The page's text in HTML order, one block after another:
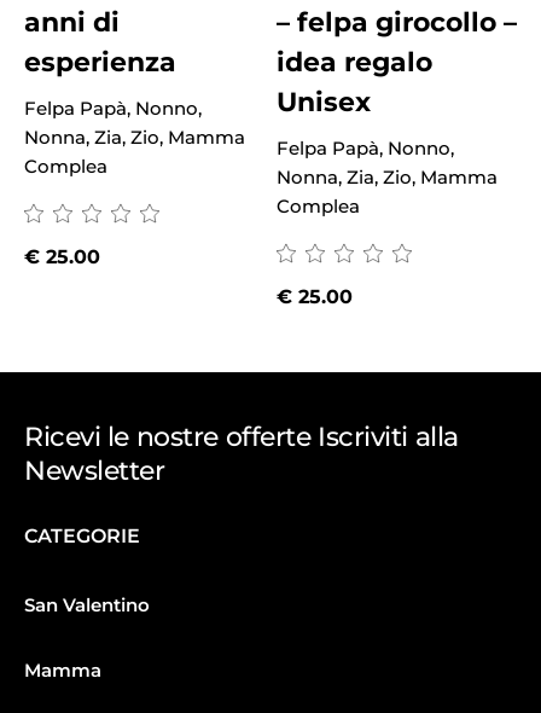
anni di
esperienza
Felpa Papà, Nonno,
Nonna, Zia, Zio, Mamma
Complea
€25.00
– felpa girocollo –
idea regalo
Unisex
Felpa Papà, Nonno,
Nonna, Zia, Zio, Mamma
Complea
€ 25.00
Ricevi le nostre offerte Iscriviti alla
Newsletter
CATEGORIE
San Valentino
Mamma